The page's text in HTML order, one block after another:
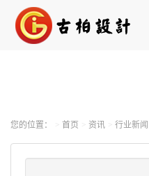
您的位置： 首页 资讯 行业新闻